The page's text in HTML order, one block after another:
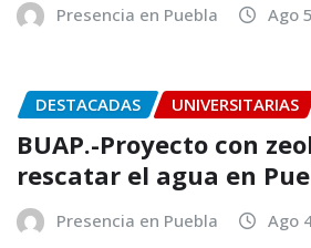
Presencia en Puebla Ago
DESTACADAS UNIVERSITARIAS
BUAP.-Proyecto con
rescatar el agua en
Presencia en Puebla Ago